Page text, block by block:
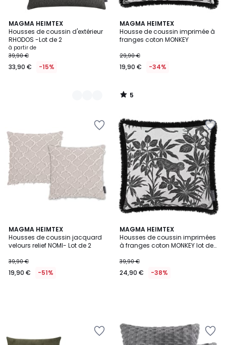
MAGMA HEIMTEX
Housses de coussin d'extérieur
RHODOS -Lot de 2
à partir de
39,90 €
33,90 € -15%
2
Couleurs
MAGMA HEIMTEX
Housse de coussin imprimée à
franges coton MONKEY
29,90 €
19,90 € -34%
5
/
5
5
/
MAGMA HEIMTEX
Housses de coussin jacquard
velours relief NOMI- Lot de 2
39,90 €
19,90 € -51%
MAGMA HEIMTEX
Housses de coussin imprimées
à franges coton MONKEY lot de
39,90 €
24,90 € -38%